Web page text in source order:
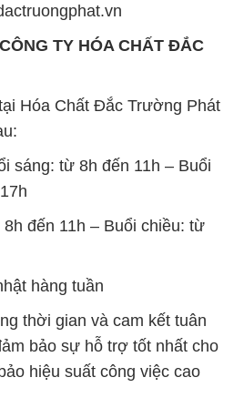
TY HÓA CHẤT ĐẮC
Hóa Chất Đắc Trường Phát
sáng: từ 8h đến 11h – Buổi
đến 11h – Buổi chiều: từ
hàng tuần
thời gian và cam kết tuân
bảo sự hỗ trợ tốt nhất cho
hiệu suất công việc cao